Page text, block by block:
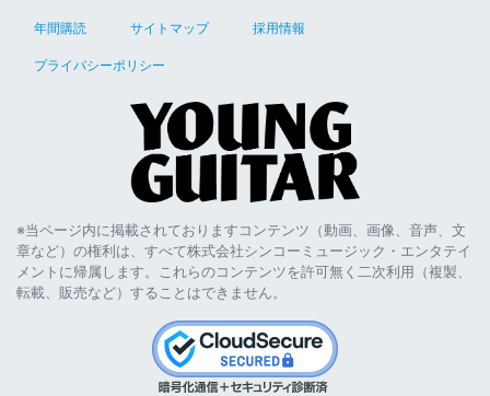
年間購読 サイトマップ 採用情報
プライバシーポリシー
※当ページ内に掲載されておりますコンテンツ（動画、画像、音声、文
章など）の権利は、すべて株式会社シンコーミュージック・エンタテイ
メントに帰属します。これらのコンテンツを許可無く二次利用（複製、
転載、販売など）することはできません。